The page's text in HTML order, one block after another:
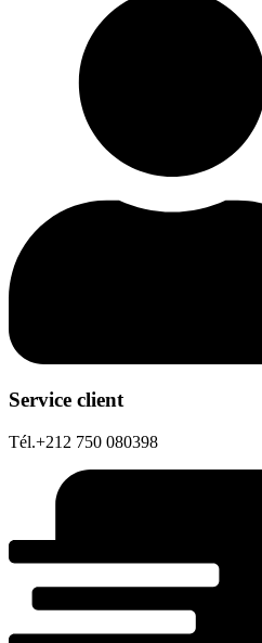
Service client
Tél.+212 750 080398